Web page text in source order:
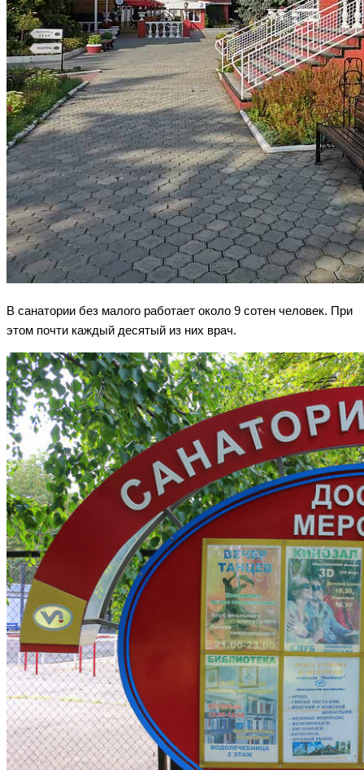
В санатории без малого работает около 9 сотен человек. При
этом почти каждый десятый из них врач.